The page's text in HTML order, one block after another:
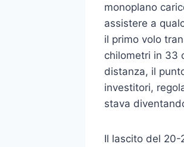
monoplano
assistere a
il primo volo
chilometri in 33
distanza, il
investitori,
stava
Il lascito del 20-